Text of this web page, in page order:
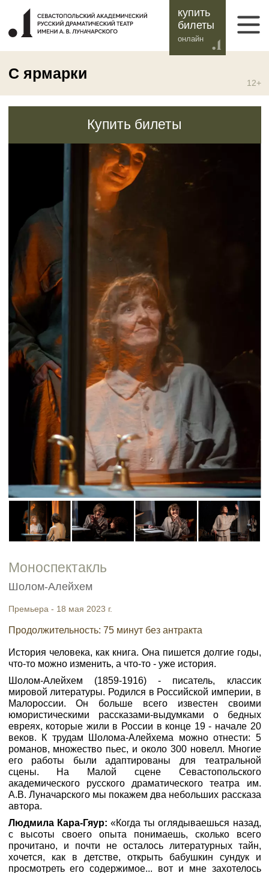
купить
билеты
онлайн
С ярмарки
12+
Купить билеты
Моноспектакль
Шолом-Алейхем
Премьера - 18 мая 2023 г.
Продолжительность: 75 минут без антракта
История человека, как книга. Она пишется долгие годы,
что-то можно изменить, а что-то - уже история.
Шолом-Алейхем (1859-1916) - писатель, классик
мировой литературы. Родился в Российской империи, в
Малороссии. Он больше всего известен своими
юмористическими рассказами-выдумками о бедных
евреях, которые жили в России в конце 19 - начале 20
веков. К трудам Шолома-Алейхема можно отнести: 5
романов, множество пьес, и около 300 новелл. Многие
его работы были адаптированы для театральной
сцены. На Малой сцене Севастопольского
академического русского драматического театра им.
А.В. Луначарского мы покажем два небольших рассказа
автора.
Людмила Кара-Гяур: «Когда ты оглядываешься назад,
с высоты своего опыта понимаешь, сколько всего
прочитано, и почти не осталось литературных тайн,
хочется, как в детстве, открыть бабушкин сундук и
просмотреть его содержимое... вот и мне захотелось